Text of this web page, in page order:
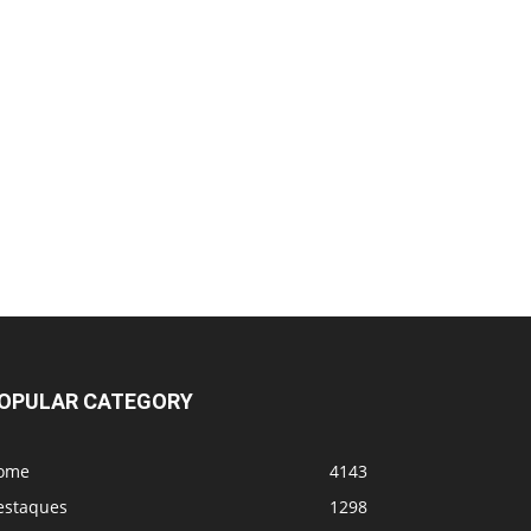
Osso, lutador do UFC
PbP - UFC Belgrado (tá rolando agora!)
CATEGORY
4143
1298